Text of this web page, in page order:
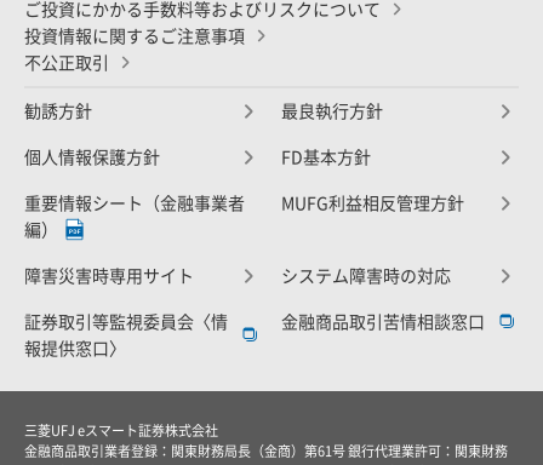
ご投資にかかる手数料等およびリスクについて
投資情報に関するご注意事項
不公正取引
勧誘方針 最良執行方針
個人情報保護方針 FD基本方針
重要情報シート（金融事業者
編）
MUFG利益相反管理方針
障害災害時専用サイト システム障害時の対応
証券取引等監視委員会〈情
報提供窓口〉
金融商品取引苦情相談窓口
三菱UFJ eスマート証券株式会社
金融商品取引業者登録：関東財務局長（金商）第61号 銀行代理業許可：関東財務